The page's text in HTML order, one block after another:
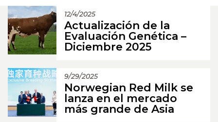
12/4/2025
Actualización de la
Evaluación Genética –
Diciembre 2025
9/29/2025
Norwegian Red Milk se
lanza en el mercado
más grande de Asia